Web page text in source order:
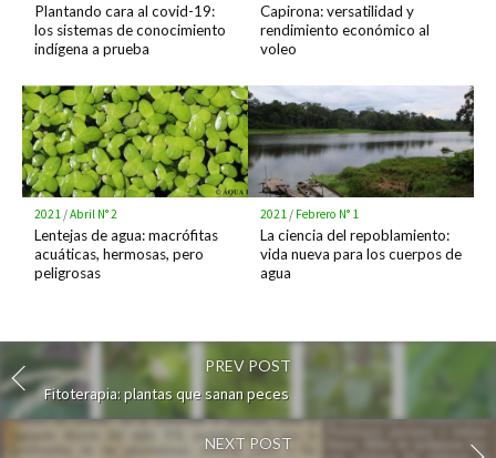
Plantando cara al covid-19:
los sistemas de conocimiento
indígena a prueba
Capirona: versatilidad y
rendimiento económico al
voleo
2021/Abril N° 2
Lentejas de agua: macrófitas
acuáticas, hermosas, pero
peligrosas
2021/ Febrero N° 1
La ciencia del repoblamiento:
vida nueva para los cuerpos de
agua
PREV POST
Fitoterapia: plantas que sanan peces
NEXT POST